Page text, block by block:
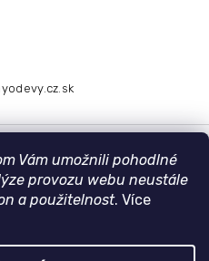
Vám umožnili pohodlné
provozu webu neustále
a použitelnost. Více